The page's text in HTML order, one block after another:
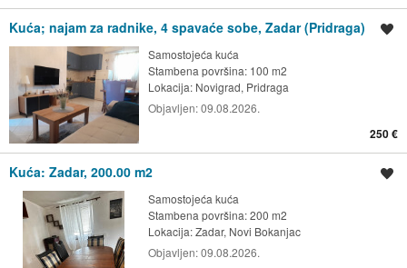
Kuća; najam za radnike, 4 spavaće sobe, Zadar (Pridraga)
Samostojeća kuća
Stambena površina: 100 m2
Lokacija: Novigrad, Pridraga
Objavljen:09.08.2026.
250 €
Kuća: Zadar, 200.00 m2
Samostojeća kuća
Stambena površina: 200 m2
Lokacija:Zadar, Novi Bokanjac
Objavljen:09.08.2026.